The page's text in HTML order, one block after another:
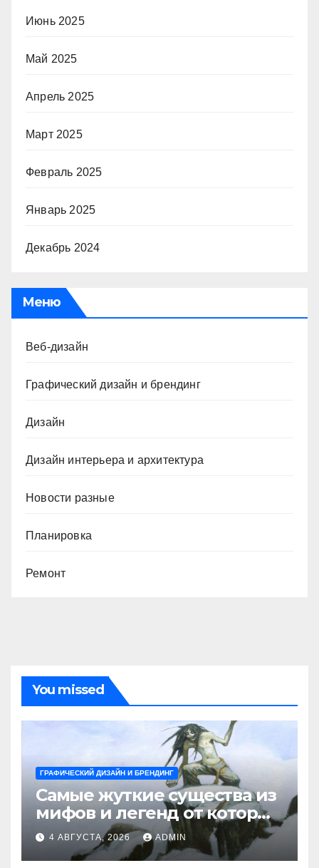
Июнь 2025
Май 2025
Апрель 2025
Март 2025
Февраль 2025
Январь 2025
Декабрь 2024
Меню
Веб-дизайн
Графический дизайн и брендинг
Дизайн
Дизайн интерьера и архитектура
Новости разные
Планировка
Ремонт
You missed
ГРАФИЧЕСКИЙ ДИЗАЙН И БРЕНДИНГ
Самые жуткие существа из
мифов и легенд от которых
стынет кровь
4 АВГУСТА, 2026 ADMIN